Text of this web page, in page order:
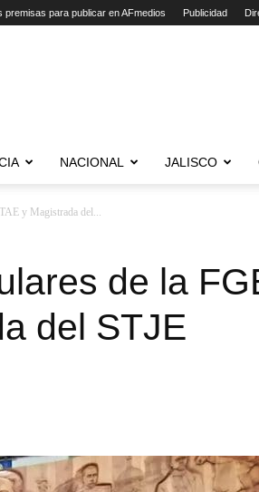
premisas para publicar en AFmedios Publicidad
NACIONAL JALISCO
y Magistrada del...
de la
del STJE